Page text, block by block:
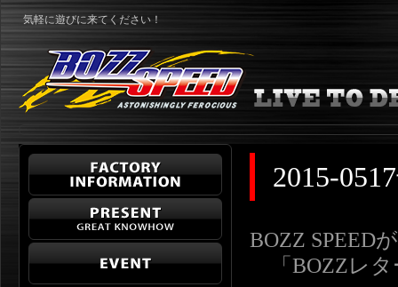
気軽に遊びに来てください！
2015-
BOZZ SPEED
「BOZZレタ